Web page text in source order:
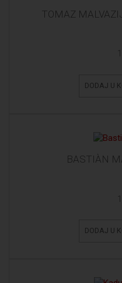
TOMAZ
DODAJ U
BASTIÀN
DODAJ U